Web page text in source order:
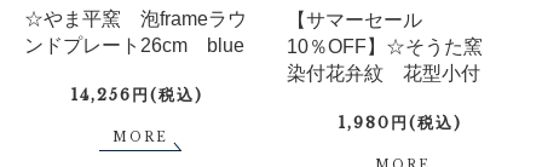
☆やま平窯 泡frameラウ
ンドプレート26cm blue
14,256円(税込)
MORE
【サマーセール
10％OFF】☆そうた窯
染付花弁紋 花型小付
1,980円(税込)